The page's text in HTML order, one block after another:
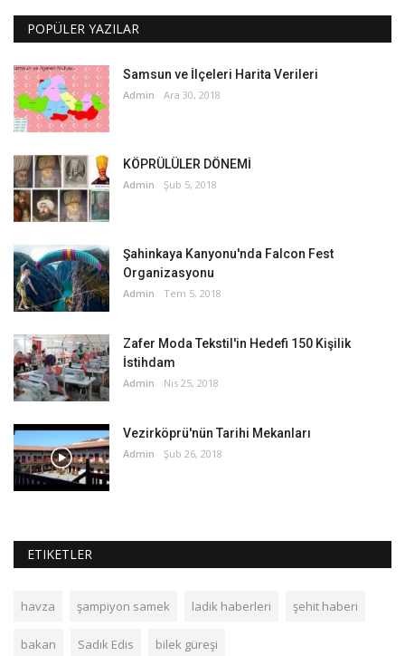
POPÜLER YAZILAR
Samsun ve İlçeleri Harita Verileri
Admin Ara 30, 2018
KÖPRÜLÜLER DÖNEMİ
Admin Şub 5, 2018
Şahinkaya Kanyonu'nda Falcon Fest
Organizasyonu
Admin Tem 5, 2018
Zafer Moda Tekstil'in Hedefi 150 Kişilik
İstihdam
Admin Nis 25, 2018
Vezirköprü'nün Tarihi Mekanları
Admin Şub 26, 2018
ETIKETLER
havza şampiyon samek ladik haberleri şehit haberi
bakan Sadık Edis bilek güreşi